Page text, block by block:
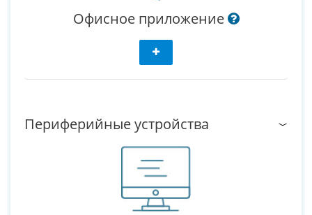
Офисное приложение
Периферийные устройства